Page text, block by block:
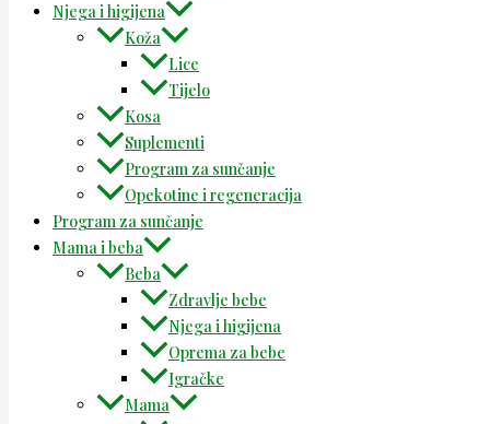
Njega i higijena
Koža
Lice
Tijelo
Kosa
Suplementi
Program za sunčanje
Opekotine i regeneracija
Program za sunčanje
Mama i beba
Beba
Zdravlje bebe
Njega i higijena
Oprema za bebe
Igračke
Mama